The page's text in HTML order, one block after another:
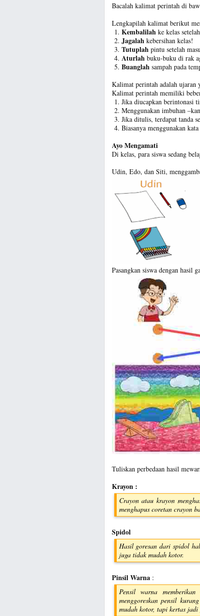
Bacalah kalimat perintah di
Lengkapilah kalimat berikut
Kembalilah ke kelas
Jagalah kebersihan kelas!
Tutuplah pintu setelah
Aturlah buku-buku di rak
Buanglah sampah pada
Kalimat perintah adalah ujaran
Kalimat perintah memiliki
Jika diucapkan berintonasi
Menggunakan imbuhan
Jika ditulis, terdapat tanda
Biasanya menggunakan
Ayo Mengamati
Di kelas, para siswa sedang
Udin, Edo, dan Siti,
Pasangkan siswa dengan hasil
Tuliskan perbedaan hasil
Krayon :
Crayon atau krayon
menghapus coretan crayon
Spidol
Hasil goresan dari spidol
juga tidak mudah kotor.
Pinsil Warna:
Pensil warna
menggoreskan pensil
mudah kotor, tapi kertas jadi